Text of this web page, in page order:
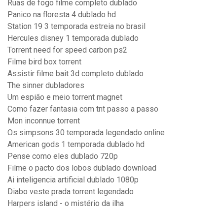
Ruas de fogo filme completo dublado
Panico na floresta 4 dublado hd
Station 19 3 temporada estreia no brasil
Hercules disney 1 temporada dublado
Torrent need for speed carbon ps2
Filme bird box torrent
Assistir filme bait 3d completo dublado
The sinner dubladores
Um espião e meio torrent magnet
Como fazer fantasia com tnt passo a passo
Mon inconnue torrent
Os simpsons 30 temporada legendado online
American gods 1 temporada dublado hd
Pense como eles dublado 720p
Filme o pacto dos lobos dublado download
Ai inteligencia artificial dublado 1080p
Diabo veste prada torrent legendado
Harpers island - o mistério da ilha